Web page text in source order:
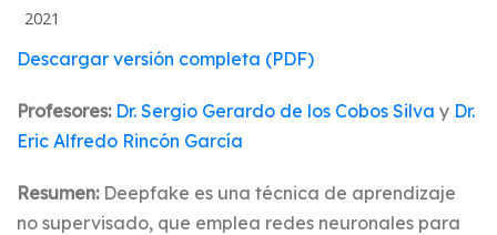
2021
Descargar versión completa (PDF)
Profesores: Dr. Sergio Gerardo de los Cobos Silva y Dr.
Eric Alfredo Rincón Garcí­a
Resumen: Deepfake es una técnica de aprendizaje
no supervisado, que emplea redes neuronales para